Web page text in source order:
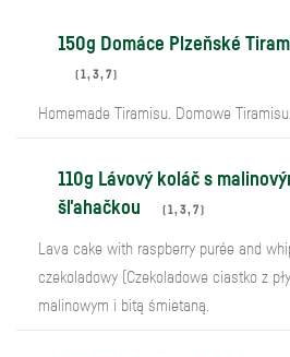
150g Domáce Plzeňské
(1,3,7)
Homemade Tiramisu. Domowe Tiramisu.
110g Lávový koláč s
šľahačkou
(1,3,7)
Lava cake with raspberry purée and
czekoladowy (Czekoladowe ciastko z
malinowym i bitą śmietaną.